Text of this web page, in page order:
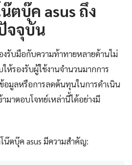
ตบุ๊ค asus ถึง
จจุบัน
รับมือกับความท้าทายหลายด้านไม่
ให้รองรับผู้ใช้งานจำนวนมากการ
อมูลหรือการลดต้นทุนในการดำเนิน
ามาตอบโจทย์เหล่านี้ได้อย่างมี
น๊ตบุ๊ค asus มีความสำคัญ: